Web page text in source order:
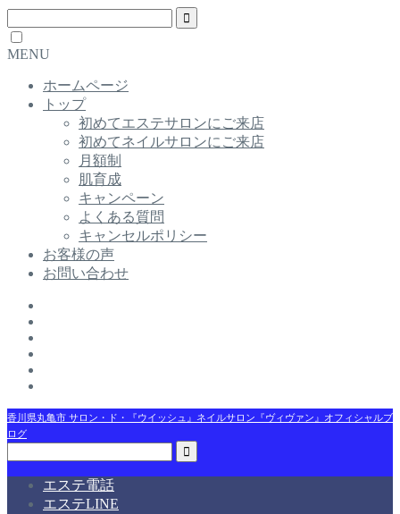
MENU
ホームページ
トップ
初めてエステサロンにご来店
初めてネイルサロンにご来店
月額制
肌育成
キャンペーン
よくある質問
キャンセルポリシー
お客様の声
お問い合わせ
香川県丸亀市 サロン・ド・『ウイッシュ』ネイルサロン『ヴィヴァン』オフィシャルブ
ログ
エステ電話
エステLINE